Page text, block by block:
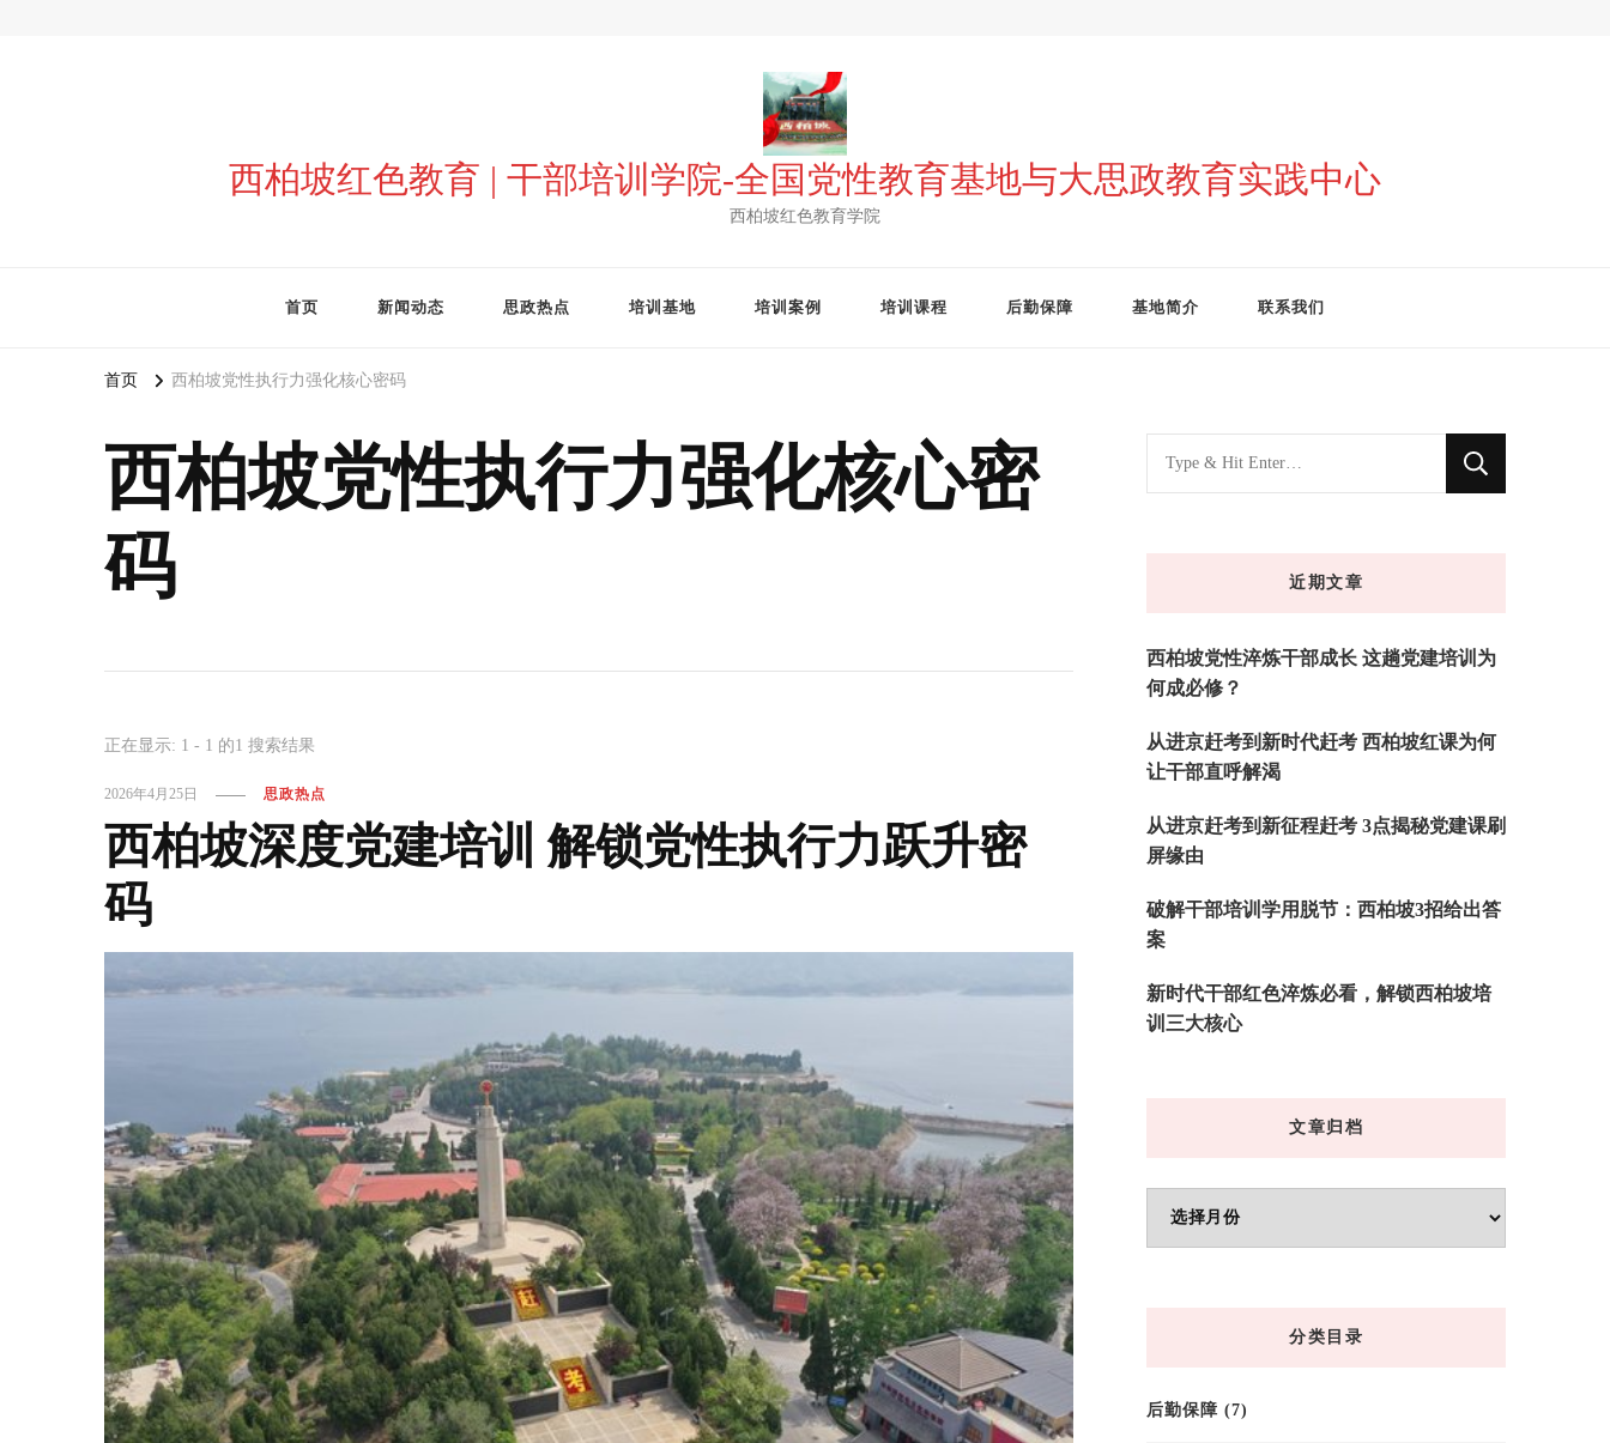
西柏坡红色教育 | 干部培训学院-全国党性教育基地与大思政教育实践中心
西柏坡红色教育学院
首页 新闻动态 思政热点 培训基地 培训案例 培训课程 后勤保障 基地简介 联系我们
首页 西柏坡党性执行力强化核心密码
西柏坡党性执行力强化核心密
码
正在显示: 1 - 1 的1 搜索结果
2026年4月25日 思政热点
西柏坡深度党建培训 解锁党性执行力跃升密
码
找
什
近期文章
西柏坡党性淬炼干部成长 这趟党建培训为
何成必修？
从进京赶考到新时代赶考 西柏坡红课为何
让干部直呼解渴
从进京赶考到新征程赶考 3点揭秘党建课刷
屏缘由
破解干部培训学用脱节：西柏坡3招给出答
案
新时代干部红色淬炼必看，解锁西柏坡培
训三大核心
文章归档
章
分类目录
后勤保障 (7)